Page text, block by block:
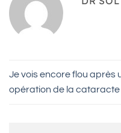
Je vois encore flou après
opération de la cataracte